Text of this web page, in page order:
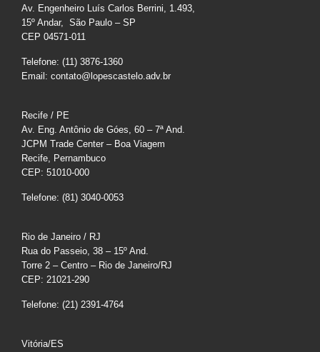
Av. Engenheiro Luís Carlos Berrini, 1.493,
15º Andar, São Paulo – SP
CEP 04571-011
Telefone: (11) 3876-1360
Email: contato@lopescastelo.adv.br
Recife / PE
Av. Eng. Antônio de Góes, 60 – 7ª And.
JCPM Trade Center – Boa Viagem
Recife, Pernambuco
CEP: 51010-000
Telefone: (81) 3040-0053
Rio de Janeiro / RJ
Rua do Passeio, 38 – 15º And.
Torre 2 – Centro – Rio de Janeiro/RJ
CEP: 21021-290
Telefone: (21) 2391-4764
Vitória/ES